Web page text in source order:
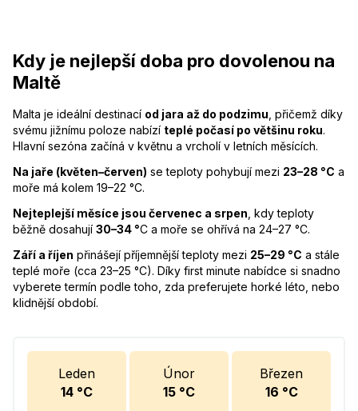
Kdy je nejlepší doba pro dovolenou na
Maltě
Malta je ideální destinací od jara až do podzimu , přičemž díky
svému jižnímu poloze nabízí teplé počasí po většinu roku.
Hlavní sezóna začíná v květnu a vrcholí v letních měsících.
Na jaře (květen–červen) se teploty pohybují mezi 23–28 °C a
moře má kolem 19–22 °C.
Nejteplejší měsíce jsou červenec a srpen , kdy teploty
běžně dosahují 30–34 °C a moře se ohřívá na 24–27 °C.
Září a říjen přinášejí příjemnější teploty mezi 25–29 °C a stále
teplé moře (cca 23–25 °C). Díky first minute nabídce si snadno
vyberete termín podle toho, zda preferujete horké léto, nebo
klidnější období.
Leden
14 °C
Únor
15 °C
Březen
16 °C